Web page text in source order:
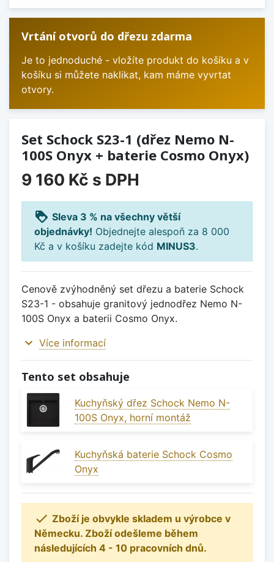
Vrtání otvorů do dřezu zdarma
Je to jednoduché - vložíte produkt do košíku a v
košíku si můžete naklikat, kam máme vyvrtat
otvory.
Set Schock S23-1 (dřez Nemo N-
100S Onyx + baterie Cosmo Onyx)
9 160 Kč s DPH
loyalty Sleva 3 % na všechny větší
objednávky! Objednejte alespoň za 8 000
Kč a v košíku zadejte kód MINUS3.
Cenově zvýhodněný set dřezu a baterie Schock
S23-1 - obsahuje granitový jednodřez Nemo N-
100S Onyx a baterii Cosmo Onyx.
expand_more Více informací
Tento set obsahuje
Kuchyňský dřez Schock Nemo N-
100S Onyx, horní montáž
Kuchyňská baterie Schock Cosmo
Onyx
 Zboží je obvykle skladem u výrobce v
Německu. Zboží odešleme během
následujících 4 - 10 pracovních dnů.